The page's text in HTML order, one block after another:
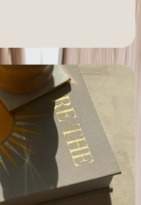
specialist ziet
merken. Sterker
een verwaterd